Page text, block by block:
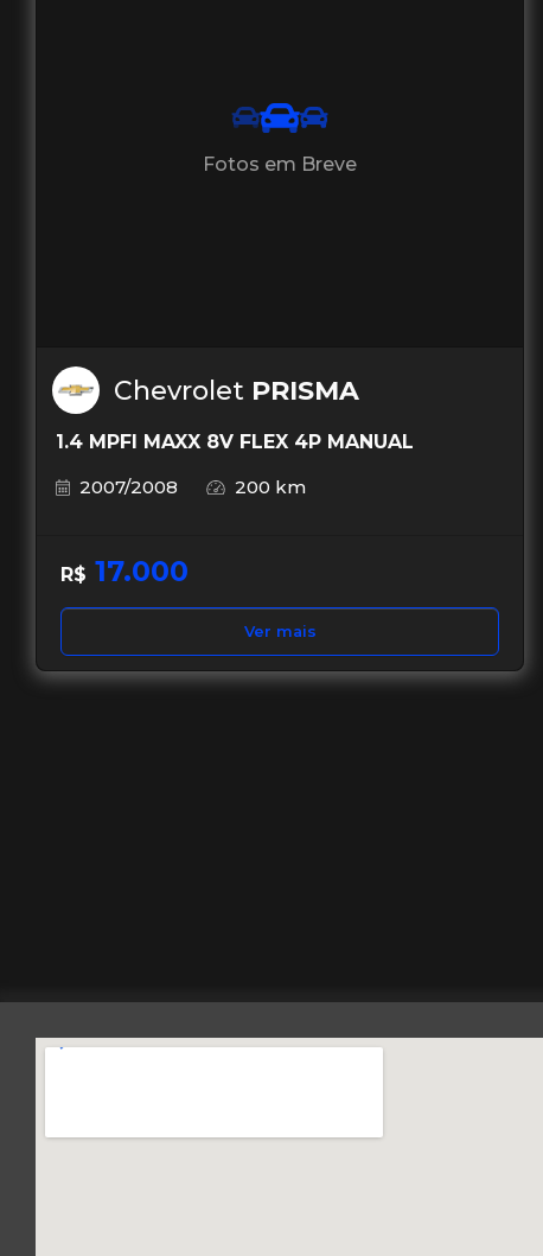
Fotos em Breve
Chevrolet PRISMA
1.4 MPFI MAXX 8V FLEX 4P MANUAL
2007/2008
200 km
R$ 17.000
Ver mais